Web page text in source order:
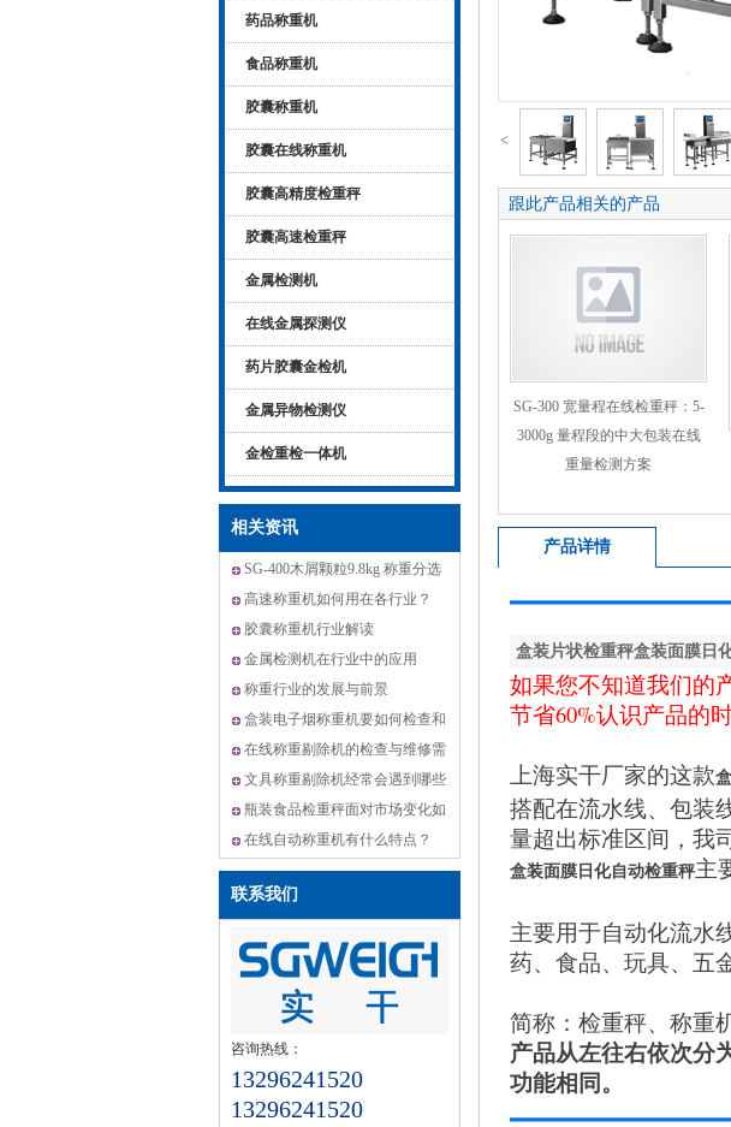
药品称重机
食品称重机
胶囊称重机
胶囊在线称重机
胶囊高精度检重秤
胶囊高速检重秤
金属检测机
在线金属探测仪
药片胶囊金检机
金属异物检测仪
金检重检一体机
相关资讯
SG-400木屑颗粒9.8kg 称重分选
机,动态选别秤方案
高速称重机如何用在各行业？
胶囊称重机行业解读
金属检测机在行业中的应用
称重行业的发展与前景
盒装电子烟称重机要如何检查和
维修？
在线称重剔除机的检查与维修需
要怎么做？
文具称重剔除机经常会遇到哪些
问题？
瓶装食品检重秤面对市场变化如
何升级？
在线自动称重机有什么特点？
联系我们
咨询热线：
13296241520
13296241520
<
跟此产品相关的产品
SG-300 宽量程在线检重秤：5-
3000g 量程段的中大包装在线
重量检测方案
产品详情
盒装片状检重秤盒装面膜日
如果您不知道我们的
节省60%认识产品的时
上海实干厂家的这款
搭配在流水线、包装
量超出标准区间，我
盒装面膜日化自动检重秤主
主要用于自动化流水
药、食品、玩具、五
简称：检重秤、称重
产品从左往右依次分
功能相同。